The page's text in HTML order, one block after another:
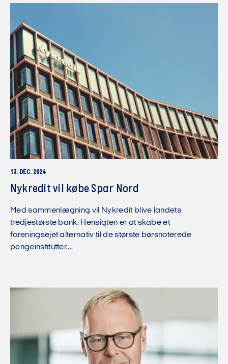
13. DEC. 2024
Nykredit vil købe Spar Nord
Med sammenlægning vil Nykredit blive landets
tredjestørste bank. Hensigten er at skabe et
foreningsejet alternativ til de største børsnoterede
pengeinstitutter....